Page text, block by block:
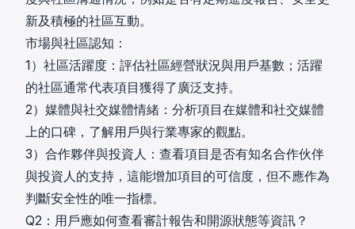
新及積極的社區互動。
市場與社區認知：
1）社區活躍度：評估社區經營狀況與用戶基數；活躍
的社區通常代表項目獲得了廣泛支持。
2）媒體與社交媒體情緒：分析項目在媒體和社交媒體
上的口碑，了解用戶與行業專家的觀點。
3）合作夥伴與投資人：查看項目是否有知名合作伙伴
與投資人的支持，這能增加項目的可信度，但不應作為
判斷安全性的唯一指標。
Q2：用戶應如何查看審計報告和開源狀態等資訊？